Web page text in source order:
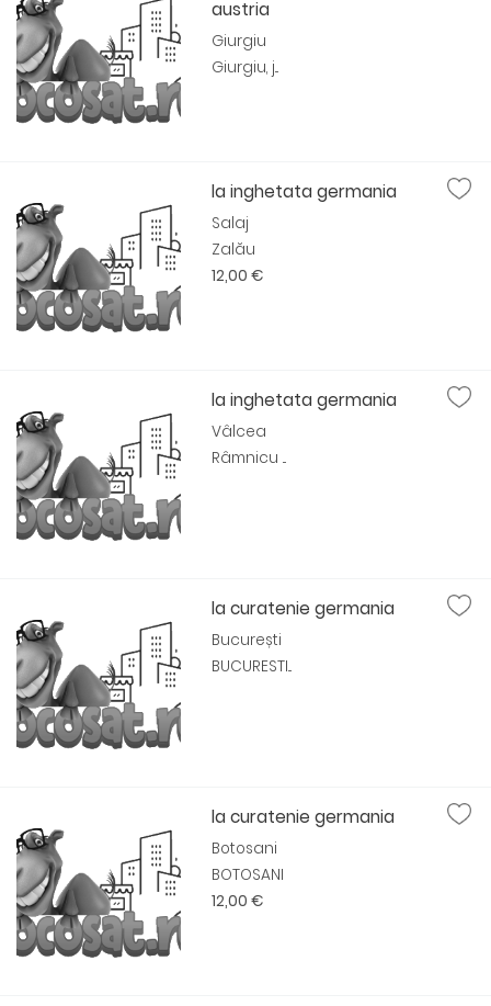
austria
Giurgiu
Giurgiu, j...
la inghetata germania
Salaj
Zalău
12,00 €
la inghetata germania
Vâlcea
Râmnicu ...
la curatenie germania
București
BUCURESTI...
la curatenie germania
Botosani
BOTOSANI
12,00 €